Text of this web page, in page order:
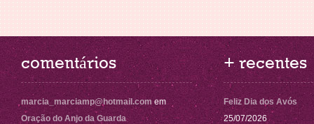
comentários
marcia_marciamp@hotmail.com em
Oração do Anjo da Guarda
+ recentes
Feliz Dia dos Avós
25/07/2026